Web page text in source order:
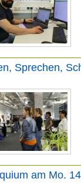
Sprechen,
am Mo.